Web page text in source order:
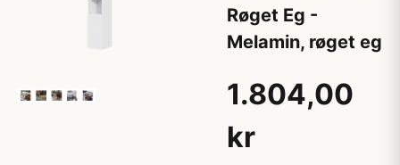
Røget Eg -
Melamin, røget eg
1.804,00
kr